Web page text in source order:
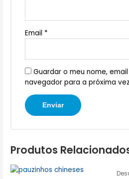
Email *
Guardar o meu nome,
navegador para a próxima
Produtos